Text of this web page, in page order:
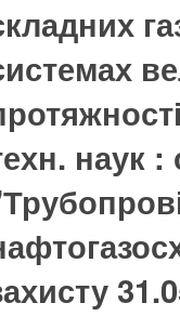
наук :